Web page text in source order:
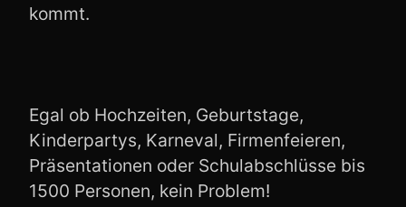
kommt.
Egal ob Hochzeiten, Geburtstage,
Kinderpartys, Karneval, Firmenfeieren,
Präsentationen oder Schulabschlüsse bis
1500 Personen, kein Problem!